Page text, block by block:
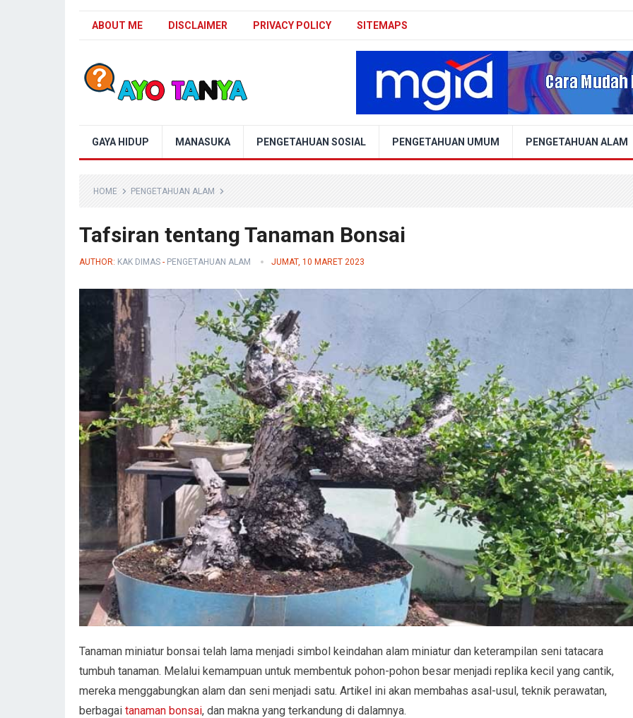
ABOUT ME DISCLAIMER PRIVACY POLICY SITEMAPS
GAYA HIDUP MANASUKA PENGETAHUAN SOSIAL PENGETAHUAN UMUM PENGETAHUAN ALAM
HOME PENGETAHUAN ALAM
Tafsiran tentang Tanaman Bonsai
AUTHOR: KAK DIMAS - PENGETAHUAN ALAM JUMAT, 10 MARET 2023
Tanaman miniatur bonsai telah lama menjadi simbol keindahan alam miniatur dan keterampilan seni tatacara
tumbuh tanaman. Melalui kemampuan untuk membentuk pohon-pohon besar menjadi replika kecil yang cantik,
mereka menggabungkan alam dan seni menjadi satu. Artikel ini akan membahas asal-usul, teknik perawatan,
berbagai tanaman bonsai, dan makna yang terkandung di dalamnya.